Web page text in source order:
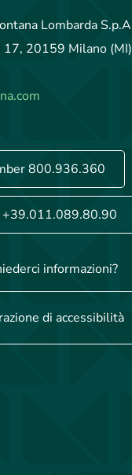
Lombarda S.p.A
17, 20159 Milano (MI)
800.936.360
+39.011.089.80.90
informazioni?
di accessibilità